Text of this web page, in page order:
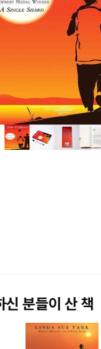
신 분들이 산 책